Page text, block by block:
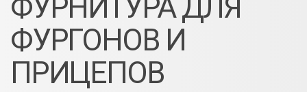
ФУРНИТУРА ДЛЯ
ФУРГОНОВ И
ПРИЦЕПОВ